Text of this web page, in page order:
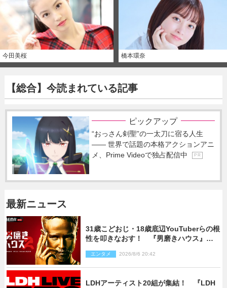
今田美桜 橋本環奈
【総合】今読まれている記事
ピックアップ
“おっさん剣聖”の一太刀に宿る人生
―― 世界で話題の本格アクションアニ
メ、Prime Videoで独占配信中
P R
最新ニュース
31歳こどおじ・18歳底辺YouTuberらの根
性を叩きなおす！ 『男磨きハウス』第2
エンタメ 2026/8/6 20:42
LDHアーティスト20組が集結！ 『LDH